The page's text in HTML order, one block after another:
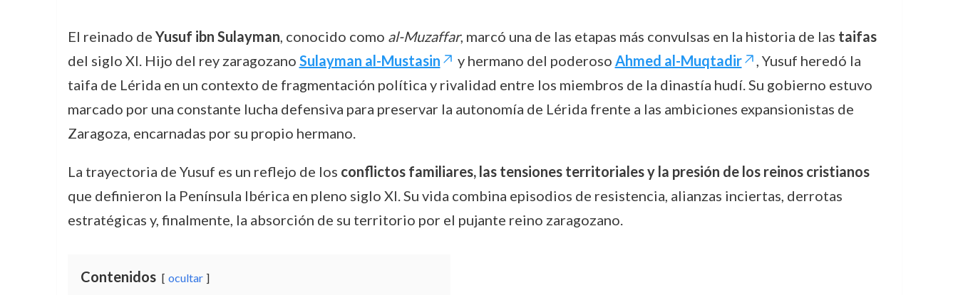
El reinado de Yusuf ibn Sulayman, conocido como al-Muzaffar, marcó una de las etapas más convulsas en la historia de las taifas
del siglo XI. Hijo del rey zaragozano Sulayman al-Mustasin y hermano del poderoso Ahmed al-Muqtadir
, Yusuf heredó la
taifa de Lérida en un contexto de fragmentación política y rivalidad entre los miembros de la dinastía hudí. Su gobierno estuvo
marcado por una constante lucha defensiva para preservar la autonomía de Lérida frente a las ambiciones expansionistas de
Zaragoza, encarnadas por su propio hermano.
La trayectoria de Yusuf es un reflejo de los conflictos familiares, las tensiones territoriales y la presión de los reinos cristianos
que definieron la Península Ibérica en pleno siglo XI. Su vida combina episodios de resistencia, alianzas inciertas, derrotas
estratégicas y, finalmente, la absorción de su territorio por el pujante reino zaragozano.
Contenidos ocultar